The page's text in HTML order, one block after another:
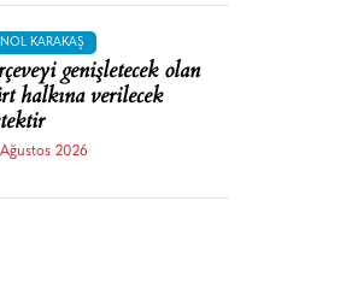
KARAKAŞ
genişletecek olan
halkına verilecek
2026